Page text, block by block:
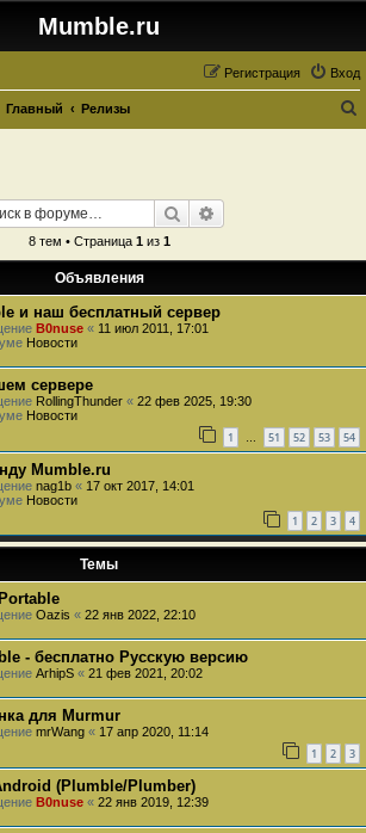
Mumble.ru
Вход
Регистрация
Главный Релизы
Поиск
8 тем • Страница 1из 1
Объявления
и наш бесплатный сервер
B0nuse « 11 июл 2011, 17:01
Новости
сервере
RollingThunder « 22 фев 2025, 19:30
Новости
1 … 51 52 53 54
Mumble.ru
nag1b « 17 окт 2017, 14:01
Новости
1 2 3 4
Темы
Oazis « 22 янв 2022, 22:10
- бесплатно Русскую версию
ArhipS « 21 фев 2021, 20:02
для Murmur
mrWang « 17 апр 2020, 11:14
1 2 3
(Plumble/Plumber)
B0nuse « 22 янв 2019, 12:39